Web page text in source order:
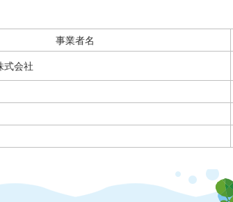
事業者名
式会社